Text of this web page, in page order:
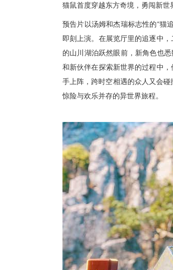
猫鼠首度穿越东方奇境，勇闯新世
预告片以汤姆和杰瑞标志性的“猫
即刻上演。 在展览厅里的追逐中，
的山川 湖泊跃然眼前， 新角色也悉
和新伙伴在探索新世界的过程中，
手上阵，跨时空相遇的众人又会
惊险与欢乐并存的异世界旅程。